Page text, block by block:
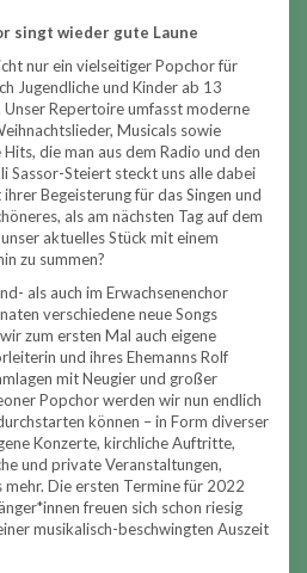
singt wieder gute Laune
nur ein vielseitiger Popchor für
Jugendliche und Kinder ab 13
Unser Repertoire umfasst moderne
Musicals sowie
die man aus dem Radio und den
Sassor-Steiert steckt uns alle dabei
Begeisterung für das Singen und
als am nächsten Tag auf dem
aktuelles Stück mit einem
zu summen?
als auch im Erwachsenenchor
verschiedene neue Songs
zum ersten Mal auch eigene
und ihres Ehemanns Rolf
mit Neugier und großer
Popchor werden wir nun endlich
können – in Form diverser
Konzerte, kirchliche Auftritte,
und private Veranstaltungen,
Die ersten Termine für 2022
freuen sich schon riesig
musikalisch-beschwingten Auszeit